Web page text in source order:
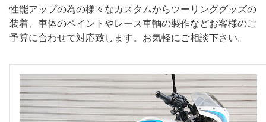
性能アップの為の様々なカスタムからツーリンググッズの
装着、車体のペイントやレース車輌の製作などお客様のご
予算に合わせて対応致します。お気軽にご相談下さい。